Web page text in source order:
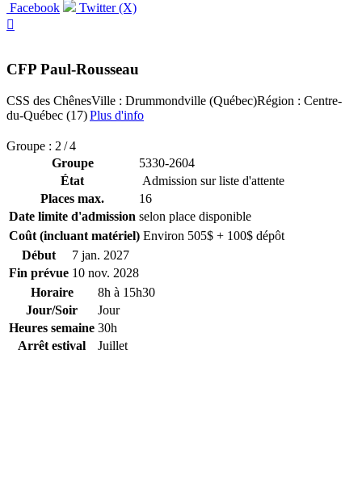
Facebook
Twitter (X)

CFP Paul-Rousseau
CSS des ChênesVille : Drummondville (Québec)Région : Centre-
du-Québec (17)Plus d'info
Groupe : 2 / 4
Groupe
5330-2604
État
Admission sur liste d'attente
Places max.
16
Date limite d'admission selon place disponible
Coût (incluant matériel) Environ 505$ + 100$ dépôt
Début
7 jan. 2027
Fin prévue 10 nov. 2028
Horaire
8h à 15h30
Jour/Soir
Jour
Heures semaine 30h
Arrêt estival
Juillet